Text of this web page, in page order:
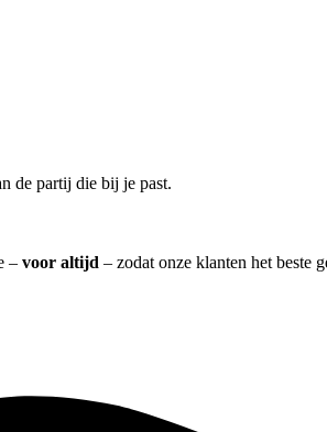
de partij die bij je past.
– voor altijd – zodat onze klanten het beste